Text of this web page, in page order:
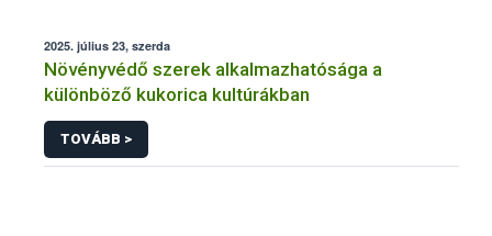
2025. július 23, szerda
Növényvédő szerek alkalmazhatósága a
különböző kukorica kultúrákban
TOVÁBB >